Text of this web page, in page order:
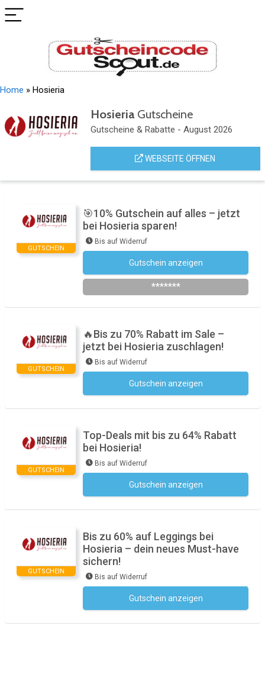
Home » Hosieria
HosieriaGutscheine
Gutscheine & Rabatte - August 2026
WEBSEITE ÖFFNEN
GUTSCHEIN
🎯10% Gutschein auf alles – jetzt
bei Hosieria sparen!
Bis auf Widerruf
Gutschein anzeigen
*******
GUTSCHEIN
🔥Bis zu 70% Rabatt im Sale –
jetzt bei Hosieria zuschlagen!
Bis auf Widerruf
Gutschein anzeigen
GUTSCHEIN
Top-Deals mit bis zu 64% Rabatt
bei Hosieria!
Bis auf Widerruf
Gutschein anzeigen
GUTSCHEIN
Bis zu 60% auf Leggings bei
Hosieria – dein neues Must-have
sichern!
Bis auf Widerruf
Gutschein anzeigen